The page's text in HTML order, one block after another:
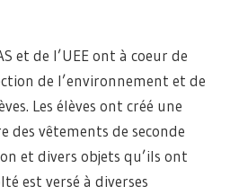
et de l’UEE ont à coeur de
de l’environnement et de
Les élèves ont créé une
des vêtements de seconde
et divers objets qu’ils ont
est versé à diverses